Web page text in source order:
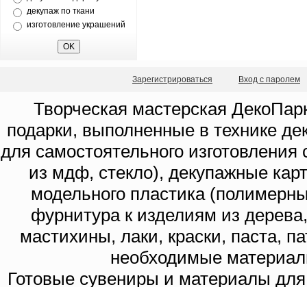
декупаж по ткани
изготовление украшений
Зарегистрироваться Вход с паролем
Творческая мастерская
подарки, выполненные в технике
для самостоятельного
из мдф, стекло), декупажные
модельного пластика
фурнитура к изделиям из
мастихины, лаки, краски, паста,
необходимые
Готовые сувениры и материалы